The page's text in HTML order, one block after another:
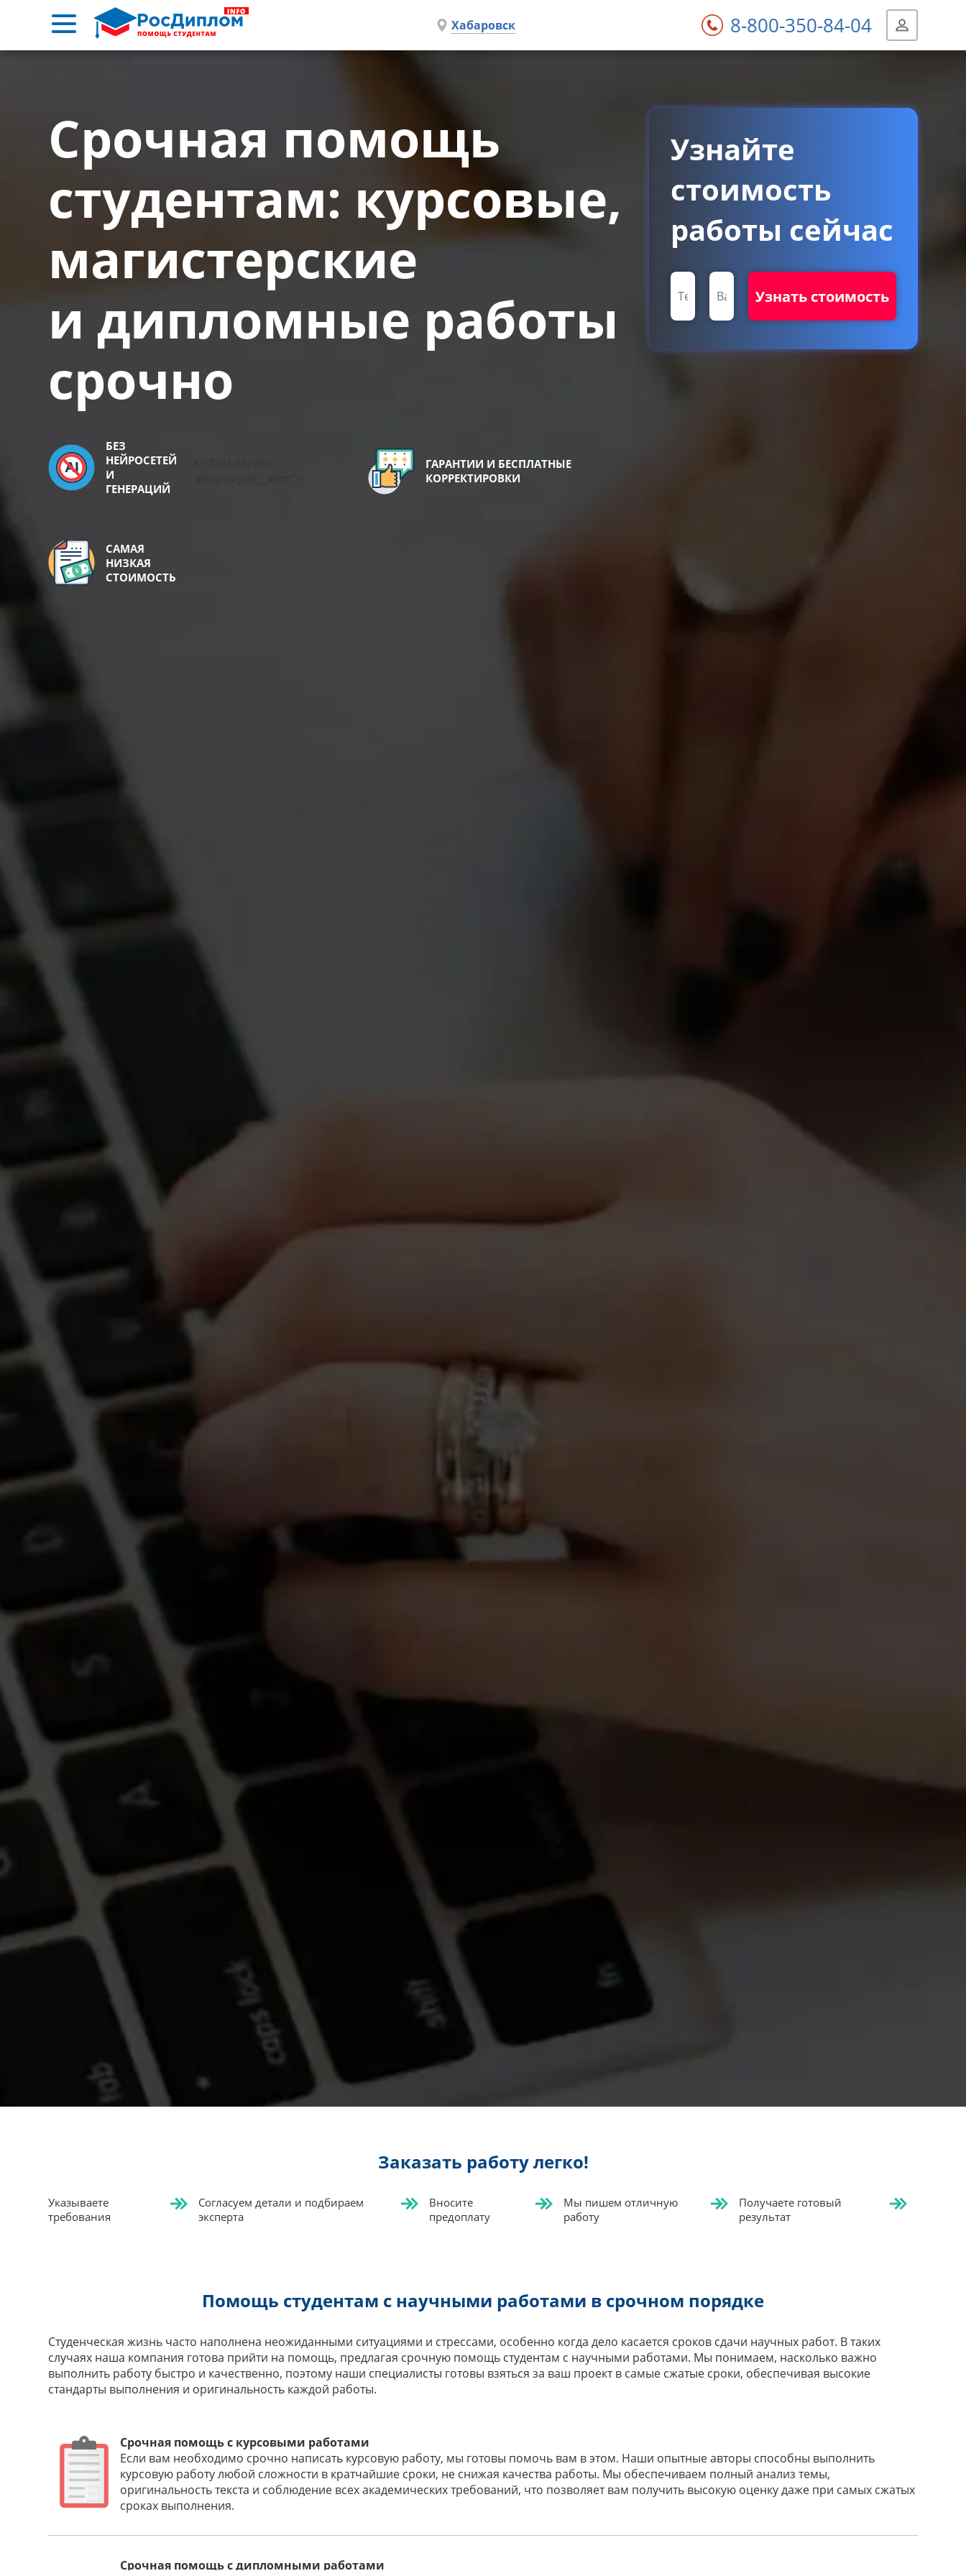
Хабаровск 8-800-350-84-04
Срочная помощь
студентам: курсовые,
магистерские
и дипломные работы
срочно
БЕЗ
НЕЙРОСЕТЕЙ
И
ГЕНЕРАЦИЙ
ГАРАНТИИ И БЕСПЛАТНЫЕ
КОРРЕКТИРОВКИ
САМАЯ
НИЗКАЯ
СТОИМОСТЬ
Узнайте
стоимость
работы сейчас
Заказать работу легко!
Указываете
требования
Согласуем детали и подбираем
эксперта
Вносите
предоплату
Мы пишем отличную
работу
Получаете готовый
результат
Помощь студентам с научными работами в срочном порядке
Студенческая жизнь часто наполнена неожиданными ситуациями и стрессами, особенно когда дело касается сроков сдачи научных работ. В таких
случаях наша компания готова прийти на помощь, предлагая срочную помощь студентам с научными работами. Мы понимаем, насколько важно
выполнить работу быстро и качественно, поэтому наши специалисты готовы взяться за ваш проект в самые сжатые сроки, обеспечивая высокие
стандарты выполнения и оригинальность каждой работы.
Срочная помощь с курсовыми работами
Если вам необходимо срочно написать курсовую работу, мы готовы помочь вам в этом. Наши опытные авторы способны выполнить
курсовую работу любой сложности в кратчайшие сроки, не снижая качества работы. Мы обеспечиваем полный анализ темы,
оригинальность текста и соблюдение всех академических требований, что позволяет вам получить высокую оценку даже при самых сжатых
сроках выполнения.
Срочная помощь с дипломными работами